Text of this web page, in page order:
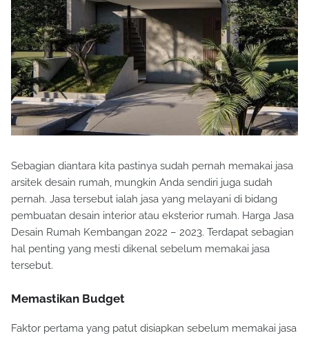
Sebagian diantara kita pastinya sudah pernah memakai jasa
arsitek desain rumah, mungkin Anda sendiri juga sudah
pernah. Jasa tersebut ialah jasa yang melayani di bidang
pembuatan desain interior atau eksterior rumah. Harga Jasa
Desain Rumah Kembangan 2022 – 2023. Terdapat sebagian
hal penting yang mesti dikenal sebelum memakai jasa